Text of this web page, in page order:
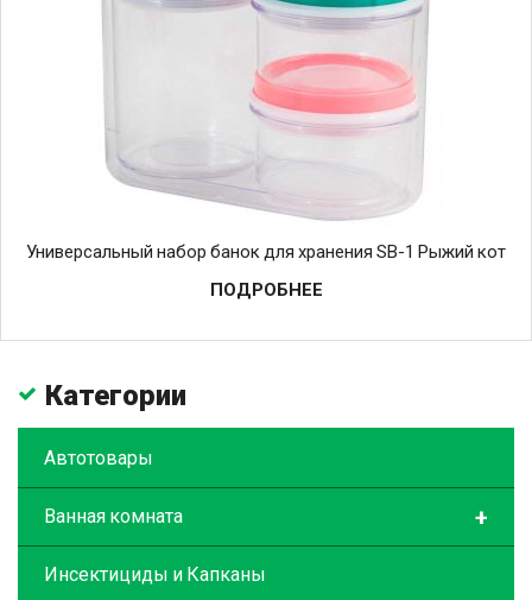
Универсальный набор банок для хранения SB-1 Рыжий кот
ПОДРОБНЕЕ
Категории
Автотовары
+
Ванная комната
Инсектициды и Капканы